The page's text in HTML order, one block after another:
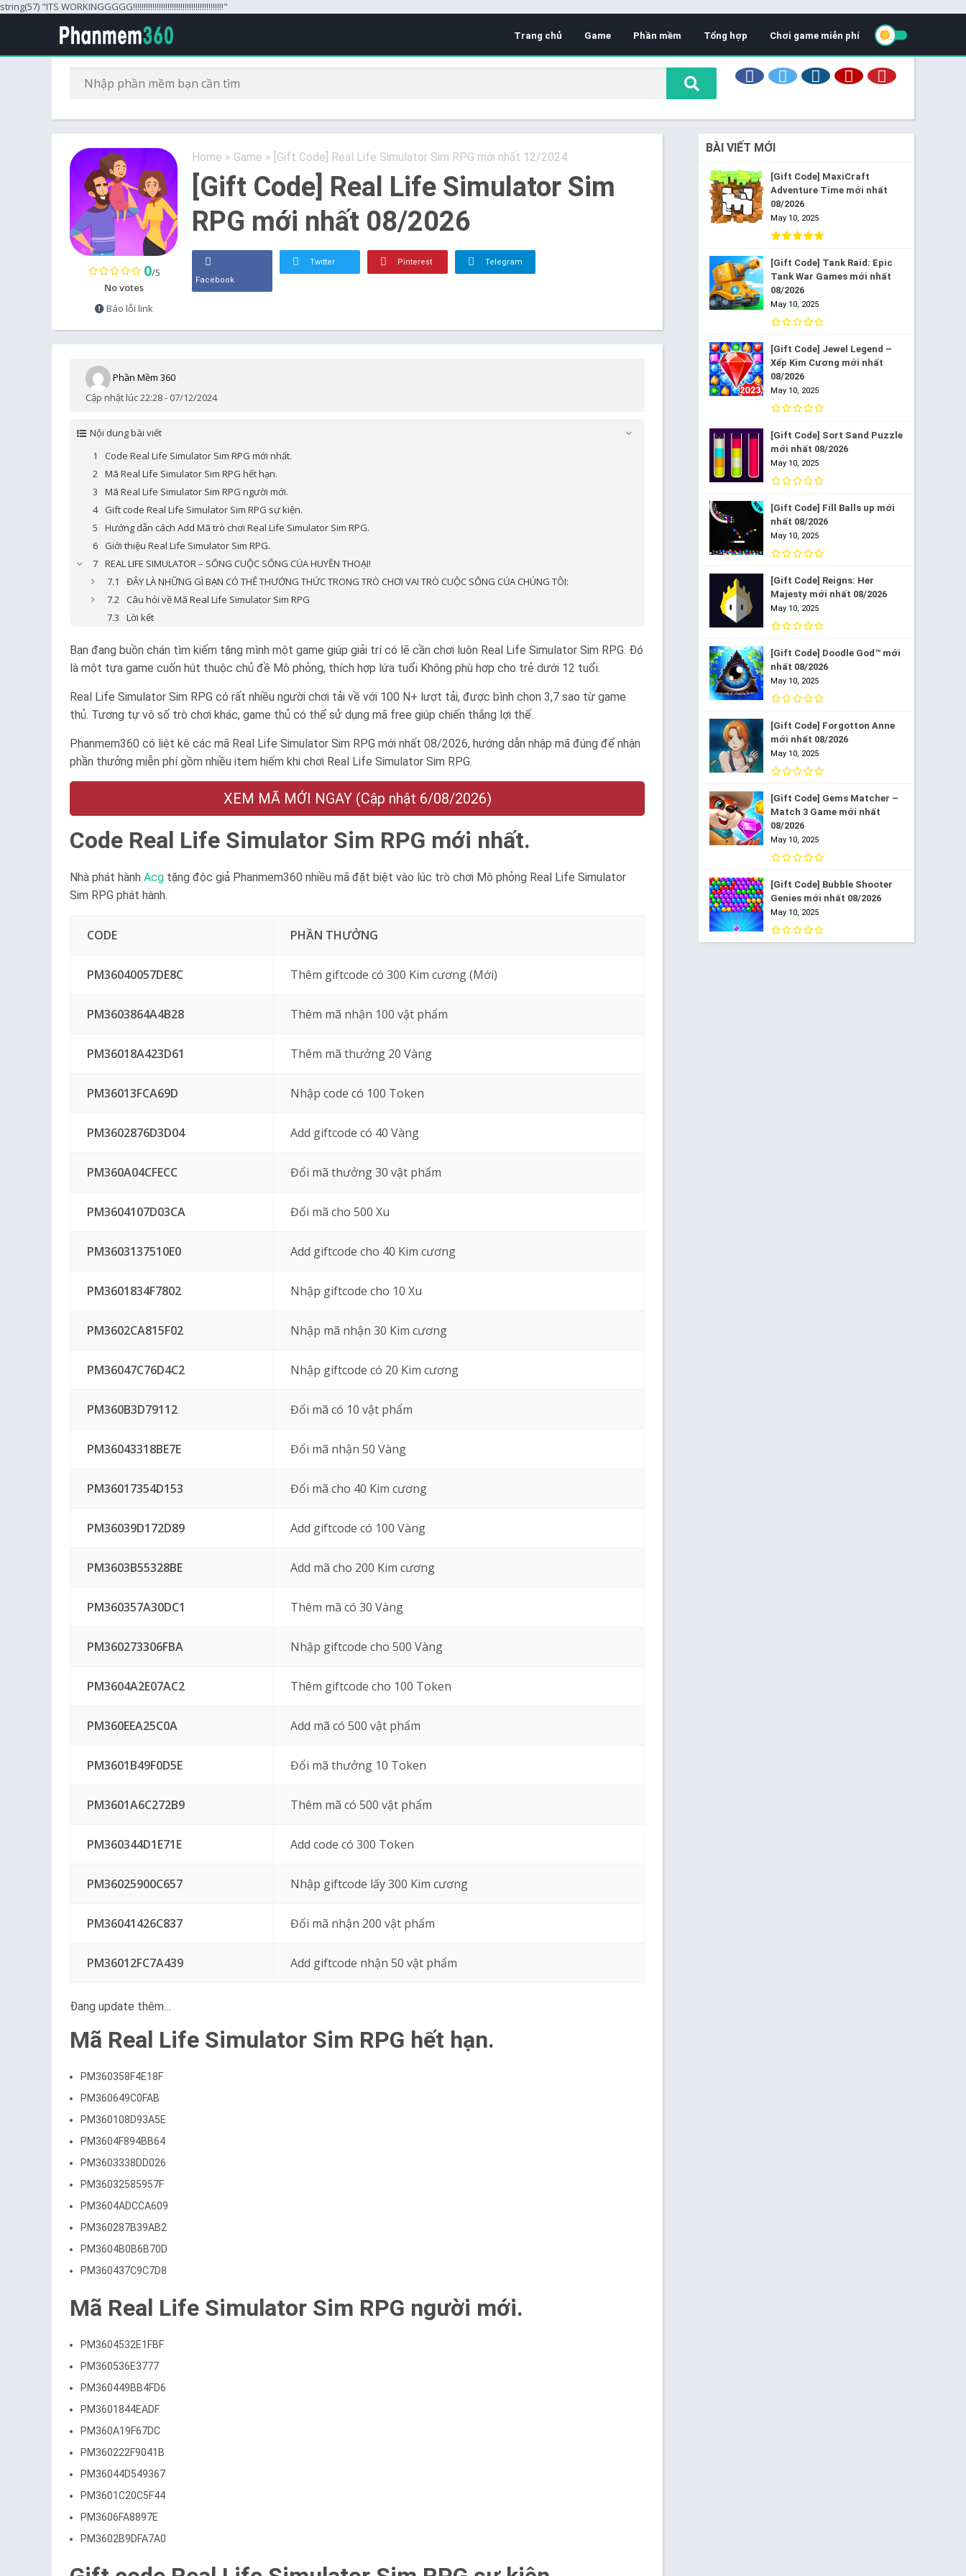
string(57) "ITS WORKINGGGGG!!!!!!!!!!!!!!!!!!!!!!!!!!!!!!!!!!!!!!!!!!"
Trang chủ Game Phần mềm Tổng hợp Chơi game miễn phí
Home » Game » [Gift Code] Real Life Simulator Sim RPG mới nhất 12/2024
[Gift Code] Real Life Simulator Sim
RPG mới nhất 08/2026
0/5
No votes
Báo lỗi link
Facebook
Twitter Pinterest Telegram
Phần Mềm 360
Cập nhật lúc 22:28 - 07/12/2024
Nội dung bài viết
Code Real Life Simulator Sim RPG mới nhất.
Mã Real Life Simulator Sim RPG hết hạn.
Mã Real Life Simulator Sim RPG người mới.
Gift code Real Life Simulator Sim RPG sự kiện.
Hướng dẫn cách Add Mã trò chơi Real Life Simulator Sim RPG.
Giới thiệu Real Life Simulator Sim RPG.
REAL LIFE SIMULATOR – SỐNG CUỘC SỐNG CỦA HUYỀN THOẠI!
ĐÂY LÀ NHỮNG GÌ BẠN CÓ THỂ THƯỞNG THỨC TRONG TRÒ CHƠI VAI TRÒ CUỘC SỐNG CỦA CHÚNG TÔI:
Câu hỏi về Mã Real Life Simulator Sim RPG
Lời kết
Bạn đang buồn chán tìm kiếm tặng mình một game giúp giải trí có lẽ cần chơi luôn Real Life Simulator Sim RPG. Đó
là một tựa game cuốn hút thuộc chủ đề Mô phỏng, thích hợp lứa tuổi Không phù hợp cho trẻ dưới 12 tuổi.
Real Life Simulator Sim RPG có rất nhiều người chơi tải về với 100 N+ lượt tải, được bình chọn 3,7 sao từ game
thủ. Tương tự vô số trò chơi khác, game thủ có thể sử dụng mã free giúp chiến thắng lợi thế.
Phanmem360 có liệt kê các mã Real Life Simulator Sim RPG mới nhất 08/2026, hướng dẫn nhập mã đúng để nhận
phần thưởng miễn phí gồm nhiều item hiếm khi chơi Real Life Simulator Sim RPG.
XEM MÃ MỚI NGAY (Cập nhật 6/08/2026)
Code Real Life Simulator Sim RPG mới nhất.
Nhà phát hành Acg tặng độc giả Phanmem360 nhiều mã đặt biệt vào lúc trò chơi Mô phỏng Real Life Simulator
Sim RPG phát hành.
CODE PHẦN THƯỞNG
PM36040057DE8C Thêm giftcode có 300 Kim cương (Mới)
PM3603864A4B28 Thêm mã nhận 100 vật phẩm
PM36018A423D61 Thêm mã thưởng 20 Vàng
PM36013FCA69D Nhập code có 100 Token
PM3602876D3D04 Add giftcode có 40 Vàng
PM360A04CFECC Đổi mã thưởng 30 vật phẩm
PM3604107D03CA Đổi mã cho 500 Xu
PM3603137510E0 Add giftcode cho 40 Kim cương
PM3601834F7802 Nhập giftcode cho 10 Xu
PM3602CA815F02 Nhập mã nhận 30 Kim cương
PM36047C76D4C2 Nhập giftcode có 20 Kim cương
PM360B3D79112 Đổi mã có 10 vật phẩm
PM36043318BE7E Đổi mã nhận 50 Vàng
PM36017354D153 Đổi mã cho 40 Kim cương
PM36039D172D89 Add giftcode có 100 Vàng
PM3603B55328BE Add mã cho 200 Kim cương
PM360357A30DC1 Thêm mã có 30 Vàng
PM360273306FBA Nhập giftcode cho 500 Vàng
PM3604A2E07AC2 Thêm giftcode cho 100 Token
PM360EEA25C0A Add mã có 500 vật phẩm
PM3601B49F0D5E Đổi mã thưởng 10 Token
PM3601A6C272B9 Thêm mã có 500 vật phẩm
PM360344D1E71E Add code có 300 Token
PM36025900C657 Nhập giftcode lấy 300 Kim cương
PM36041426C837 Đổi mã nhận 200 vật phẩm
PM36012FC7A439 Add giftcode nhận 50 vật phẩm
Đang update thêm…
Mã Real Life Simulator Sim RPG hết hạn.
PM360358F4E18F
PM360649C0FAB
PM360108D93A5E
PM3604F894BB64
PM3603338DD026
PM36032585957F
PM3604ADCCA609
PM360287B39AB2
PM3604B0B6B70D
PM360437C9C7D8
Mã Real Life Simulator Sim RPG người mới.
PM3604532E1FBF
PM360536E3777
PM360449BB4FD6
PM3601844EADF
PM360A19F67DC
PM360222F9041B
PM36044D549367
PM3601C20C5F44
PM3606FA8897E
PM3602B9DFA7A0
BÀI VIẾT MỚI
[Gift Code] MaxiCraft
Adventure Time mới nhất
08/2026
May 10, 2025
[Gift Code] Tank Raid: Epic
Tank War Games mới nhất
08/2026
May 10, 2025
[Gift Code] Jewel Legend –
Xếp Kim Cương mới nhất
08/2026
May 10, 2025
[Gift Code] Sort Sand Puzzle
mới nhất 08/2026
May 10, 2025
[Gift Code] Fill Balls up mới
nhất 08/2026
May 10, 2025
[Gift Code] Reigns: Her
Majesty mới nhất 08/2026
May 10, 2025
[Gift Code] Doodle God™ mới
nhất 08/2026
May 10, 2025
[Gift Code] Forgotton Anne
mới nhất 08/2026
May 10, 2025
[Gift Code] Gems Matcher –
Match 3 Game mới nhất
08/2026
May 10, 2025
[Gift Code] Bubble Shooter
Genies mới nhất 08/2026
May 10, 2025